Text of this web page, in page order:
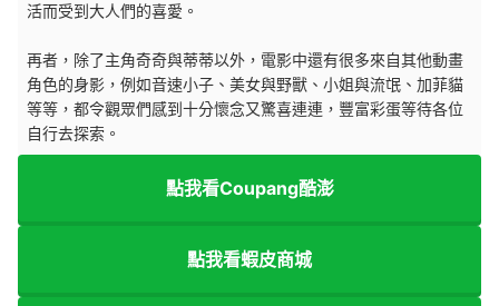
活而受到大人們的喜愛。
再者，除了主角奇奇與蒂蒂以外，電影中還有很多來自其他動畫
角色的身影，例如音速小子、美女與野獸、小姐與流氓、加菲貓
等等，都令觀眾們感到十分懷念又驚喜連連，豐富彩蛋等待各位
自行去探索。
點我看Coupang酷澎
點我看蝦皮商城